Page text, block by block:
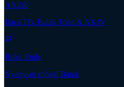
Alkitab
Baca TB, Batak Toba & NKJV
Buku Ende
Nyanyian rohani Batak